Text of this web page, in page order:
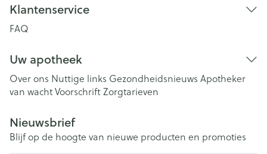
Klantenservice
FAQ
Uw apotheek
Over ons Nuttige links Gezondheidsnieuws Apotheker
van wachtVoorschriftZorgtarieven
Nieuwsbrief
Blijf op de hoogte van nieuwe producten en promoties